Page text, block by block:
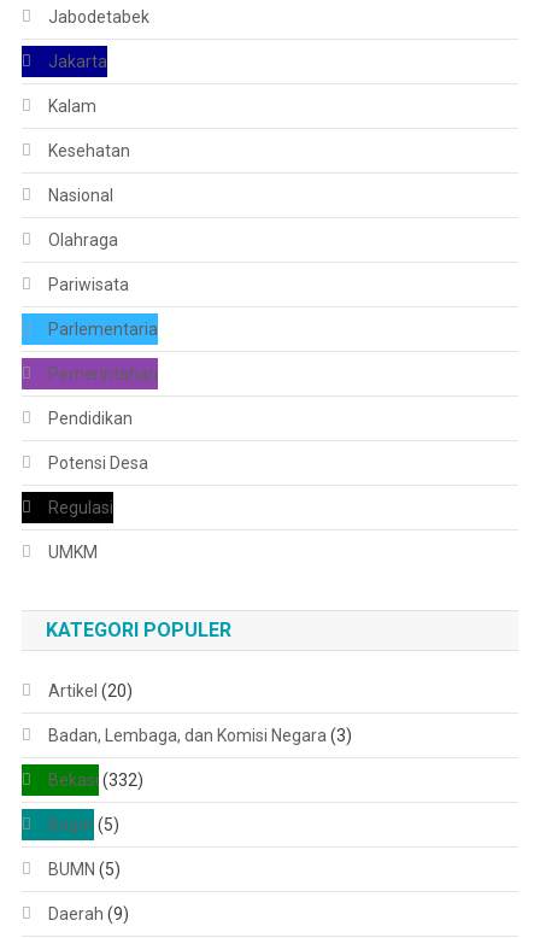
Jabodetabek
Jakarta
Kalam
Kesehatan
Nasional
Olahraga
Pariwisata
Parlementaria
Pemerintahan
Pendidikan
Potensi Desa
Regulasi
UMKM
KATEGORI POPULER
Artikel (20)
Badan, Lembaga, dan Komisi Negara (3)
Bekasi (332)
Bogor(5)
BUMN (5)
Daerah (9)